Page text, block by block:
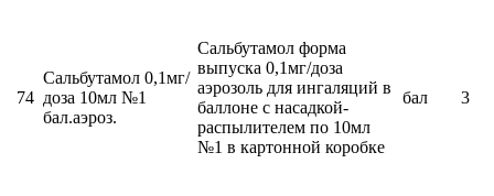
74
Сальбутамол 0,1мг/
доза 10мл №1
бал.аэроз.
Сальбутамол форма
выпуска 0,1мг/доза
аэрозоль для ингаляций в
баллоне с насадкой-
распылителем по 10мл
№1 в картонной коробке
бал 3